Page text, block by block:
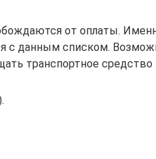
от оплаты.
с данным списком.
транспортное